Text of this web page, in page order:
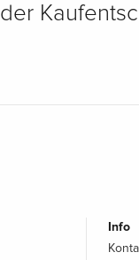
der
Info